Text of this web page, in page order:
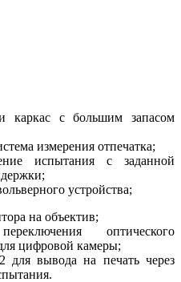
каркас с большим запасом
измерения отпечатка;
испытания с заданной
устройства;
на объектив;
оптического
цифровой камеры;
для вывода на печать через